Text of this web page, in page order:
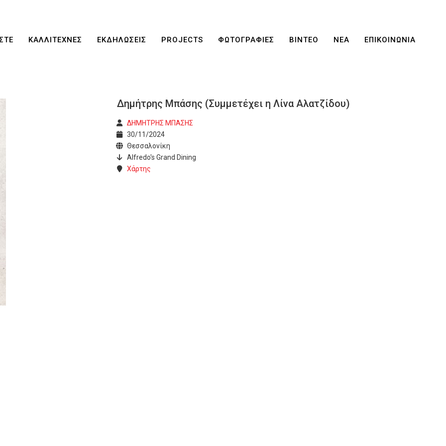
ΚΑΛΛΙΤΕΧΝΕΣ ΕΚΔΗΛΩΣΕΙΣ PROJECTS ΦΩΤΟΓΡΑΦΙΕΣ ΒΙΝΤΕΟ ΝΕΑ ΕΠΙΚΟΙΝΩΝΙΑ
Δημήτρης Μπάσης (Συμμετέχει η Λίνα Αλατζίδου)
ΔΗΜΗΤΡΗΣ ΜΠΑΣΗΣ
30/11/2024
Θεσσαλονίκη
Alfredo's Grand Dining
Χάρτης